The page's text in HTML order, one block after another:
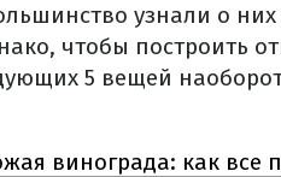
узнали о
чтобы построить
5 вещей
винограда: как все